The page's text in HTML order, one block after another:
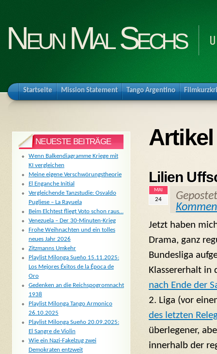
Neun Mal Sechs
Startseite Mission Statement Tango Argentino
Lilien
MAI
24
Jetzt haben
Drama, ganz
Bundesliga
Klassererhalt in
nach Ende der
2. Liga (vor
des letzten
überlegener,
innerhalb der
NEUESTE BEITRÄGE
Wenn Balkendiagramme Kriege mit
KI vergleichen
Meine eigene Verschwörungstheorie
El Enganche Initial
Vergleichende Tanzstudie: Osvaldo
Pugliese – La Rayuela
Beim Elchtest fliegt Voto schon raus…
Venezuela – Der 30-Minuten-Krieg
Frohe Weihnachten und ein tolles
neues Jahr 2026
Zitzmanns Umkehr
Playlist Milonga Sueño 15.11.2025:
Los Mejores Éxitos de la Época de
Oro
Gedenken an die Reichspogromnacht
1938
Playlist Milonga Tango Armonico
26.10.2025
Playlist Milonga Sueño 20.09.2025:
El Sangre de Violin
Wie ein Nazi-Fakelzug zwei
Demokraten entzweit